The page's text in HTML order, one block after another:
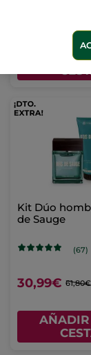
Kit Dúo
de Sauge
(67)
30,99€ 61,80€